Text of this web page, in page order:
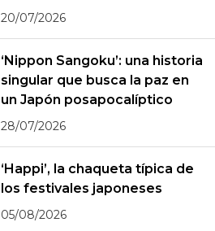
20/07/2026
‘Nippon Sangoku’: una historia
singular que busca la paz en
un Japón posapocalíptico
28/07/2026
‘Happi’, la chaqueta típica de
los festivales japoneses
05/08/2026